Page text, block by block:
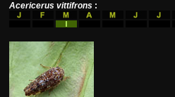
Acericerus vittifrons :